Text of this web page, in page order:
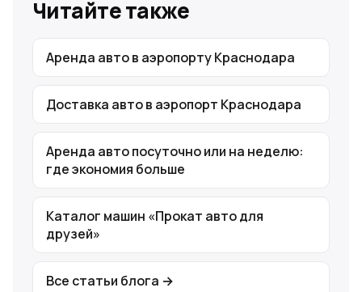
Читайте также
Аренда авто в аэропорту Краснодара
Доставка авто в аэропорт Краснодара
Аренда авто посуточно или на неделю:
где экономия больше
Каталог машин «Прокат авто для
друзей»
Все статьи блога →